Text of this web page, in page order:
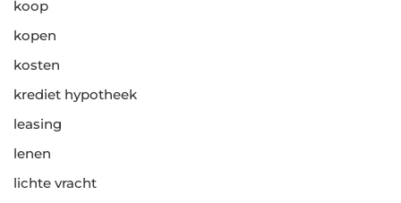
koop
kopen
kosten
krediet hypotheek
leasing
lenen
lichte vracht